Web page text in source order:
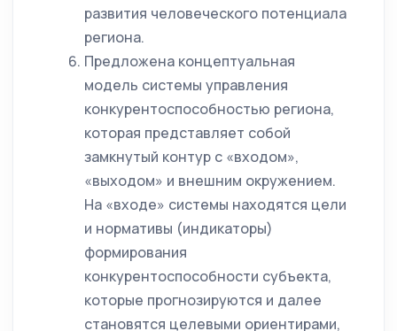
развития человеческого потенциала
региона.
Предложена концептуальная
модель системы управления
конкурентоспособностью региона,
которая представляет собой
замкнутый контур с «входом»,
«выходом» и внешним окружением.
На «входе» системы находятся цели
и нормативы (индикаторы)
формирования
конкурентоспособности субъекта,
которые прогнозируются и далее
становятся целевыми ориентирами,